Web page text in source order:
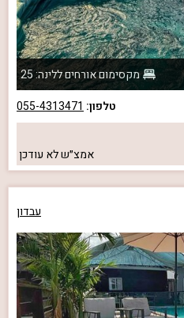
מקסימום אורחים ללינה: 25
טלפון: 055-4313471
אמצ״שלא עודכן
עבדון